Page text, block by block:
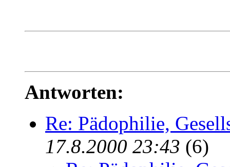
Antworten:
Re: Pädophilie,
17.8.2000 23:43 (6)